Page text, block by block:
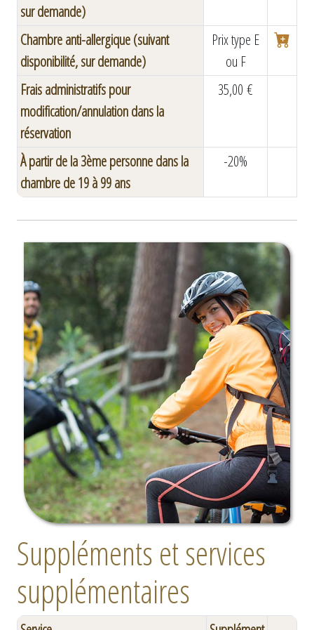
sur demande)
Chambre anti-allergique (suivant
disponibilité, sur demande)
Prix type E
ou F
Frais administratifs pour
modification/annulation dans la
réservation
35,00 €
À partir de la 3ème personne dans la
chambre de 19 à 99 ans
-20%
Suppléments et services
supplémentaires